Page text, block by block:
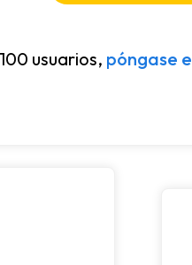
usuarios, póngase